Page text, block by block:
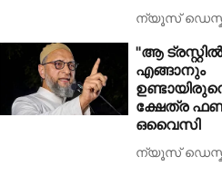
ന്യൂസ്
"ആ
എങ്ങാനും
ക്ഷേത്ര ഫണ്ട്
ഒവൈസി
ന്യൂസ്